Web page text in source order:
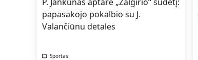
papasakojo pokalbio su J.
Valančiūnu detales
Sportas